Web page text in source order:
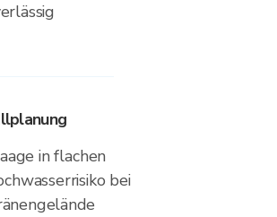
in flachen
bei